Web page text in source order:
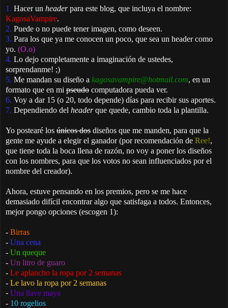
1. Hacer un headerpara este blog, que incluya el nombre:
KagosaVampire.
2. Puede o no puede tener imagen, como deseen.
3. Para los que ya me conocen un poco, que sea un header como
yo. (O.o)
4. Lo dejo completamente a imaginación de ustedes,
sorprendanme! ;)
5. Me mandan su diseño a kagosavampire@hotmail.com, en un
formato que en mi pseudo computadora pueda ver.
6. Voy a dar 15 (o 20, todo depende) días para recibir sus aportes.
7. Dependiendo del headerque quede, cambio toda la plantilla.
Yo postearé los únicos dos diseños que me manden, para que la
gente me ayude a elegir el ganador (por recomendación de Ree!,
que tiene toda la boca llena de razón, no voy a poner los diseños
con los nombres, para que los votos no sean influenciados por el
nombre del creador).
Ahora, estuve pensando en los premios, pero se me hace
demasiado difícil encontrar algo que satisfaga a todos. Entonces,
mejor pongo opciones (escogen 1):
- Birras
- Una cena
- Un queque
- Un litro de guaro
- Le aplancho la ropa por 2 semanas
- Le lavo la ropa por 2 semanas
- Una llave maya
- 10 rogelios